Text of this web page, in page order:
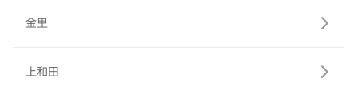
金里
上和田